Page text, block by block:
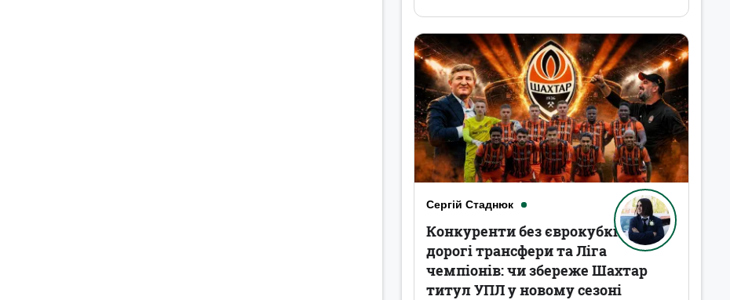
Сергій Стаднюк
Конкуренти без єврокубків,
дорогі трансфери та Ліга
чемпіонів: чи збереже Шахтар
титул УПЛ у новому сезоні